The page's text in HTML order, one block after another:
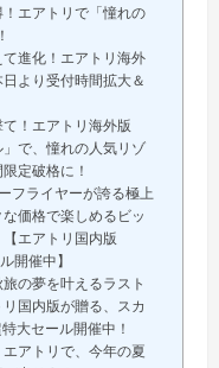
エアトリで「憧れの
進化！エアトリ海外
より受付時間拡大＆
！エアトリ海外版
」で、憧れの人気リゾ
定破格に！
フライヤーが誇る極上
価格で楽しめるビッ
エアトリ国内版
開催中】
の夢を叶えるラスト
国内版が贈る、スカ
大セール開催中！
アトリで、今年の夏